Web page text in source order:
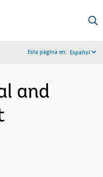
Esta página en: Español
and